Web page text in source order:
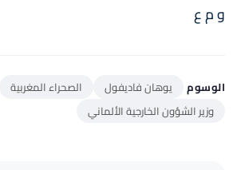
و م ع
الوسوم يوهان فاديفول
الصحراء المغربية
وزير الشؤون الخارجية الألماني